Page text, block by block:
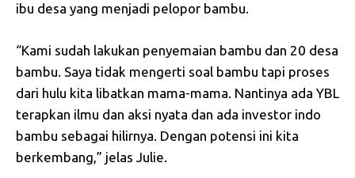
ibu desa yang menjadi pelopor bambu.
“Kami sudah lakukan penyemaian bambu dan 20 desa
bambu. Saya tidak mengerti soal bambu tapi proses
dari hulu kita libatkan mama-mama. Nantinya ada YBL
terapkan ilmu dan aksi nyata dan ada investor indo
bambu sebagai hilirnya. Dengan potensi ini kita
berkembang,” jelas Julie.